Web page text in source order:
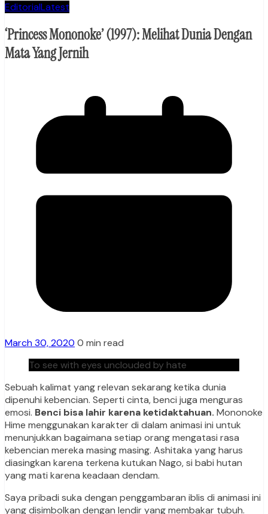
EditorialLatest
‘Princess Mononoke’ (1997): Melihat Dunia Dengan
Mata Yang Jernih
March 30, 2020 0 min read
To see with eyes unclouded by hate
Sebuah kalimat yang relevan sekarang ketika dunia
dipenuhi kebencian. Seperti cinta, benci juga menguras
emosi. Benci bisa lahir karena ketidaktahuan. Mononoke
Hime menggunakan karakter di dalam animasi ini untuk
menunjukkan bagaimana setiap orang mengatasi rasa
kebencian mereka masing masing. Ashitaka yang harus
diasingkan karena terkena kutukan Nago, si babi hutan
yang mati karena keadaan dendam.
Saya pribadi suka dengan penggambaran iblis di animasi ini
yang disimbolkan dengan lendir yang membakar tubuh.